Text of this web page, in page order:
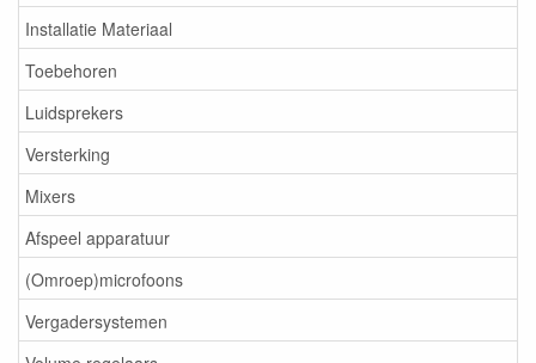
Installatie Materiaal
Toebehoren
Luidsprekers
Versterking
Mixers
Afspeel apparatuur
(Omroep)microfoons
Vergadersystemen